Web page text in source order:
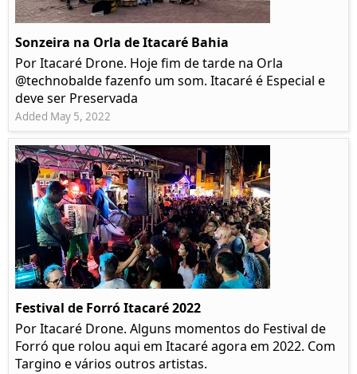
Sonzeira na Orla de Itacaré Bahia
Por Itacaré Drone. Hoje fim de tarde na Orla
@technobalde fazenfo um som. Itacaré é Especial e
deve ser Preservada
Added May 5, 2022
Festival de Forró Itacaré 2022
Por Itacaré Drone. Alguns momentos do Festival de
Forró que rolou aqui em Itacaré agora em 2022. Com
Targino e vários outros artistas.